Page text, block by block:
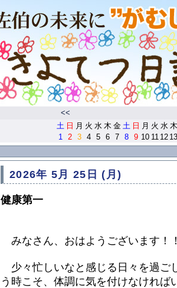
<<
土 日 月 火 水 木 金 土 日 月 火 水 木
1
2 3 4 5 6 7 8 9 10 11 12 13
2026年 5月 25日 (月)
健康第一
みなさん、おはようございます！
少々忙しいなと感じる日々を過ご
う時こそ、体調に気を付けなければ